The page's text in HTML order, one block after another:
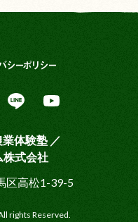
シーポリシー
体験塾 ／
株式会社
区高松1-39-5
rights Reserved.